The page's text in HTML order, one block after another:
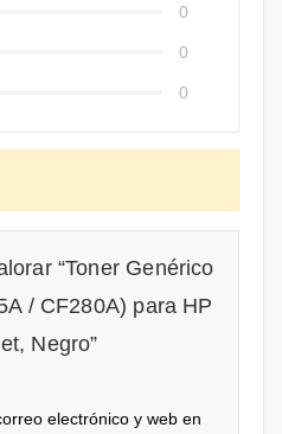
0
0
0
“Toner Genérico
/ CF280A) para HP
Negro”
electrónico y web en